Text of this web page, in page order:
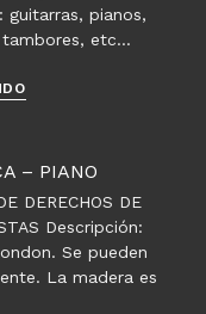
guitarras, pianos,
etc...
Fotos
Música
– PIANO
DERECHOS DE
Descripción:
Se pueden
La madera es